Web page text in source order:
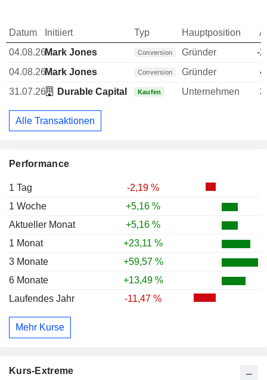
Performance
1 Tag
-2,19 %
1 Woche
+5,16 %
Aktueller Monat
+5,16 %
1 Monat
+23,11 %
3 Monate
+59,57 %
6 Monate
+13,49 %
Laufendes Jahr
-11,47 %
Mehr Kurse
Kurs-Extreme
Datum Initiiert Typ Hauptposition
04.08.26Mark Jones Conversion Gründer
-
04.08.26Mark Jones Conversion Gründer
31.07.26
Durable Capital Partners LP
Kaufen Unternehmen
Alle Transaktionen